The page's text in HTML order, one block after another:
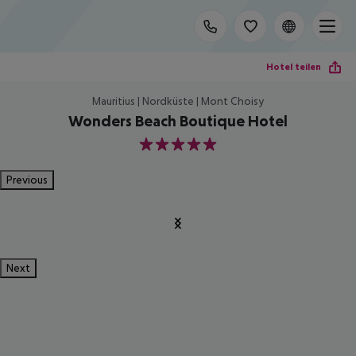
Hotel teilen
Mauritius | Nordküste | Mont Choisy
Wonders Beach Boutique Hotel
5
Previous
Next